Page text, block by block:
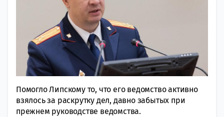
Помогло Липскому то, что его ведомство активно
взялось за раскрутку дел, давно забытых при
прежнем руководстве ведомства.